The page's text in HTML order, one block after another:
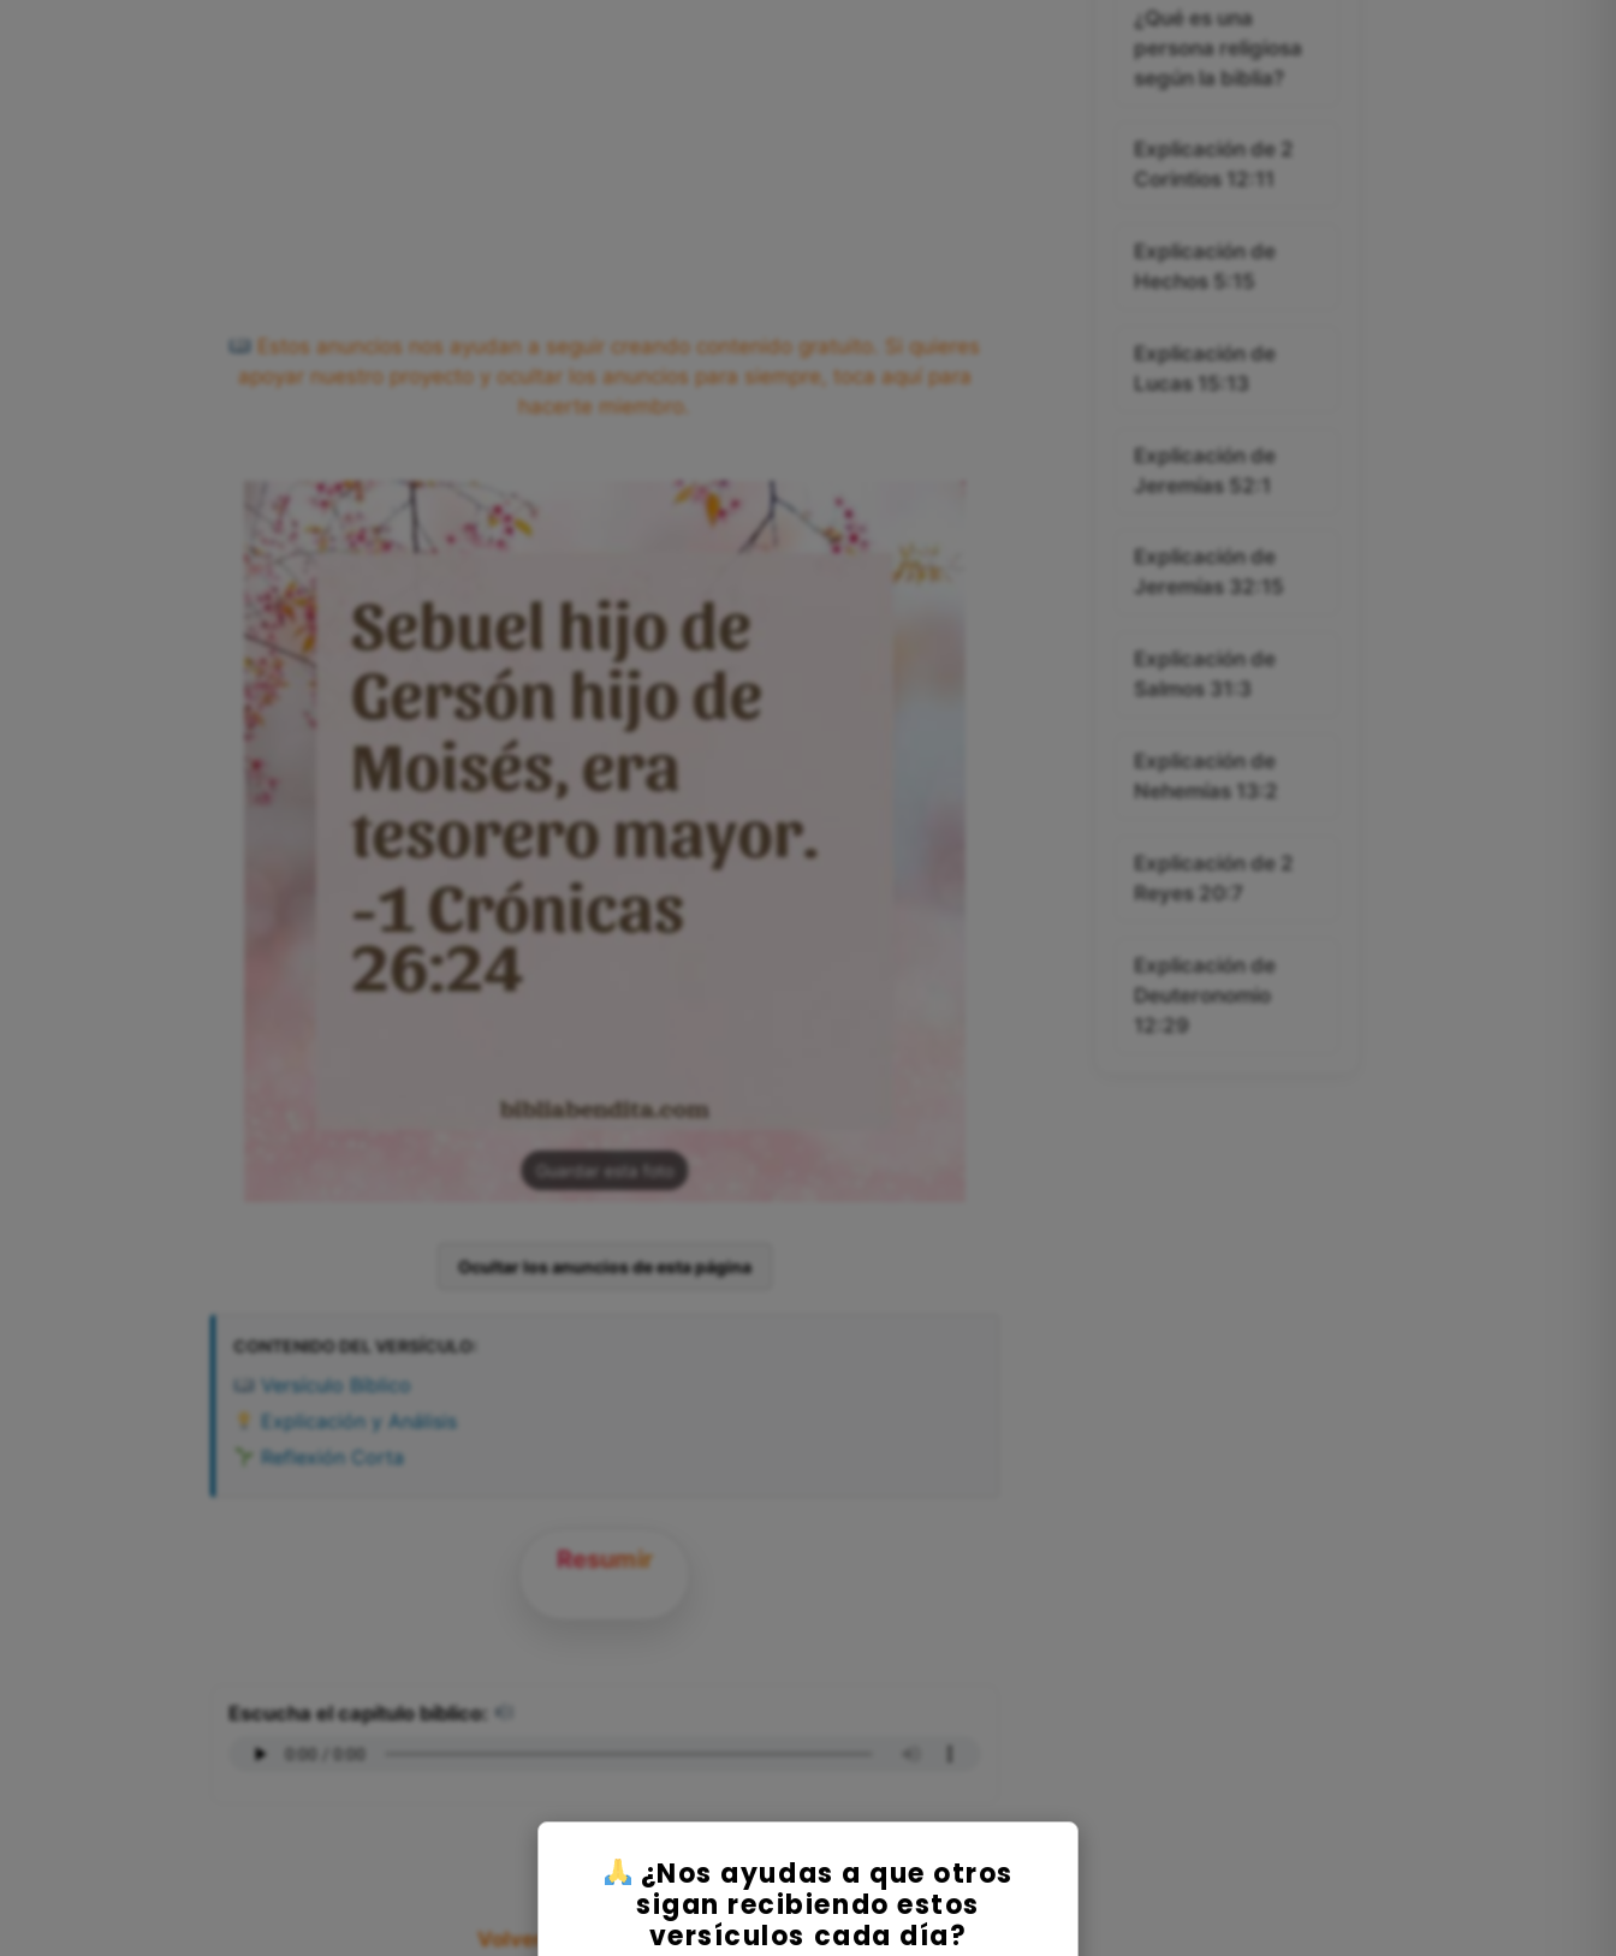
Estos anuncios nos ayudan a seguir creando contenido gratuito. Si quieres
apoyar nuestro proyecto y ocultar los anuncios para siempre, toca aquí para
hacerte miembro.
Guardar esta foto
Ocultar los anuncios de esta página
CONTENIDO DEL VERSÍCULO:
Versículo Bíblico
Explicación y Análisis
Reflexión Corta
Resumir
Escucha el capítulo bíblico:
Volver al Libro 1 Crónicas
¿Qué es una
persona religiosa
según la biblia?
Explicación de 2
Corintios 12:11
Explicación de
Hechos 5:15
Explicación de
Lucas 15:13
Explicación de
Jeremías 52:1
Explicación de
Jeremías 32:15
Explicación de
Salmos 31:3
Explicación de
Nehemías 13:2
Explicación de 2
Reyes 20:7
Explicación de
Deuteronomio
12:29
¿Nos ayudas a que otros
sigan recibiendo estos
versículos cada día?